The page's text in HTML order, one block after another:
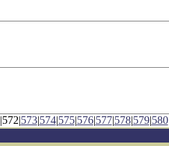
|572|573|574|575|576|577|578|579|580